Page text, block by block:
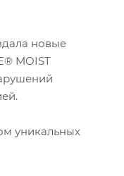
новые
MOIST
уникальных